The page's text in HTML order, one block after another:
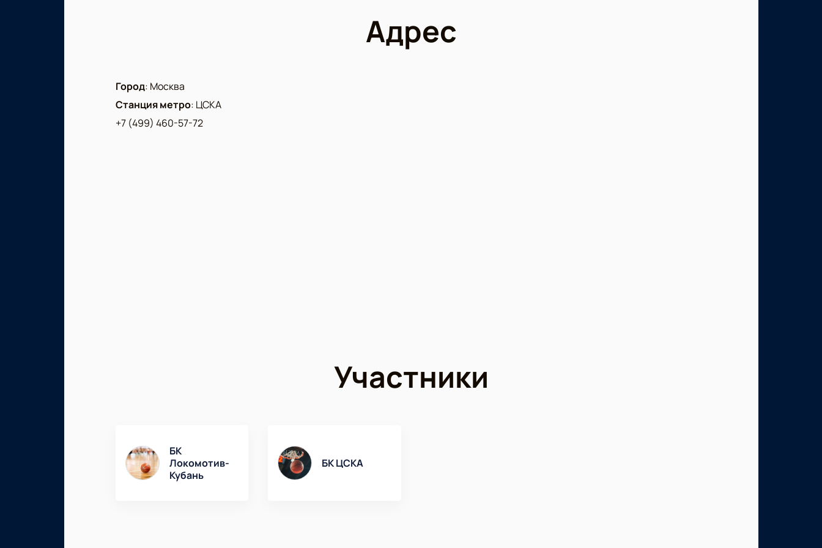
Адрес
Город: Москва
Станция метро: ЦСКА
+7 (499) 460-57-72
Участники
БК
Локомотив-
Кубань
БК ЦСКА